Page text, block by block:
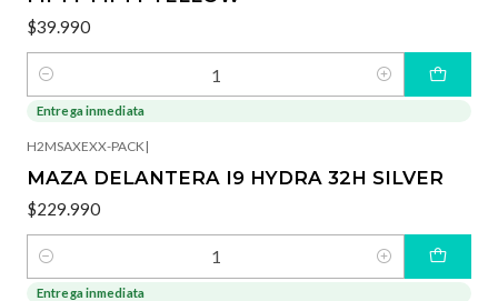
$39.990
Cantidad
Entrega inmediata
H2MSAXEXX-PACK|
MAZA DELANTERA I9 HYDRA 32H SILVER
$229.990
Cantidad
Entrega inmediata